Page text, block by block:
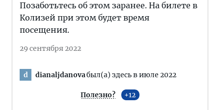
Позаботьтесь об этом заранее. На билете в
Колизей при этом будет время
посещения.
29 сентября 2022
d dianaljdanovaбыл(а) здесь в июле 2022
Полезно? 12